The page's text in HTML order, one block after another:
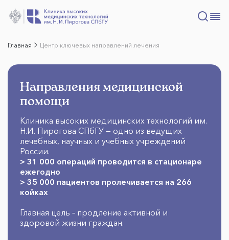
Главная Центр ключевых направлений лечения
Направления медицинской
помощи
Клиника высоких медицинских технологий им.
Н.И. Пирогова СПбГУ — одно из ведущих
лечебных, научных и учебных учреждений
России.
> 31 000 операций проводится в стационаре
ежегодно
> 35 000 пациентов пролечивается на 266
койках
Главная цель – продление активной и
здоровой жизни граждан.